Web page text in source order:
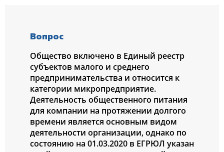
Вопрос
Общество включено в Единый реестр
субъектов малого и среднего
предпринимательства и относится к
категории микропредприятие.
Деятельность общественного питания
для компании на протяжении долгого
времени является основным видом
деятельности организации, однако по
состоянию на 01.03.2020 в ЕГРЮЛ указан